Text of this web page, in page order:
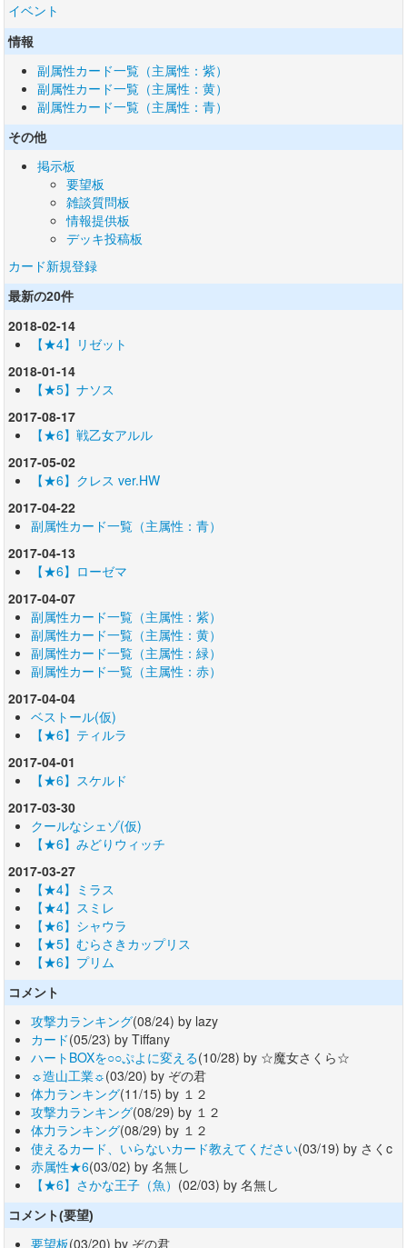
イベント
情報
副属性カード一覧（主属性：紫）
副属性カード一覧（主属性：黄）
副属性カード一覧（主属性：青）
その他
掲示板
要望板
雑談質問板
情報提供板
デッキ投稿板
カード新規登録
最新の20件
2018-02-14
【★4】リゼット
2018-01-14
【★5】ナソス
2017-08-17
【★6】戦乙女アルル
2017-05-02
【★6】クレス ver.HW
2017-04-22
副属性カード一覧（主属性：青）
2017-04-13
【★6】ローゼマ
2017-04-07
副属性カード一覧（主属性：紫）
副属性カード一覧（主属性：黄）
副属性カード一覧（主属性：緑）
副属性カード一覧（主属性：赤）
2017-04-04
ベストール(仮)
【★6】ティルラ
2017-04-01
【★6】スケルド
2017-03-30
クールなシェゾ(仮)
【★6】みどりウィッチ
2017-03-27
【★4】ミラス
【★4】スミレ
【★6】シャウラ
【★5】むらさきカップリス
【★6】プリム
コメント
攻撃力ランキング(08/24) by lazy
カード(05/23) by Tiffany
ハートBOXを○○ぷよに変える(10/28) by ☆魔女さくら☆
☼造山工業☼(03/20) by ぞの君
体力ランキング(11/15) by １２
攻撃力ランキング(08/29) by １２
体力ランキング(08/29) by １２
使えるカード、いらないカード教えてください(03/19) by さくc
赤属性★6(03/02) by 名無し
【★6】さかな王子（魚） (02/03) by 名無し
コメント(要望)
要望板(03/20) by ぞの君